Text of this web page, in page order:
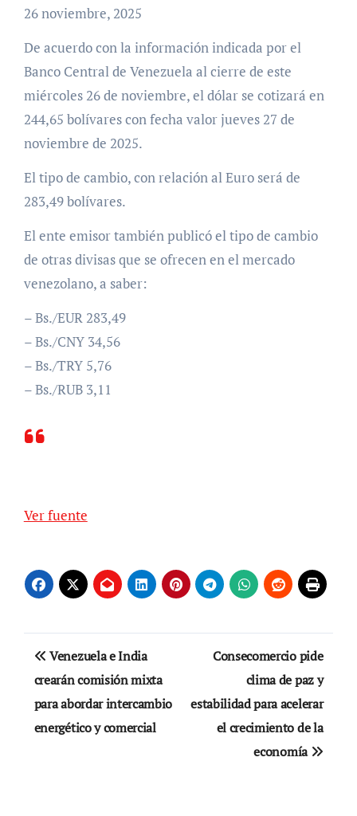
26 noviembre, 2025
De acuerdo con la información indicada por el
Banco Central de Venezuela al cierre de este
miércoles 26 de noviembre, el dólar se cotizará en
244,65 bolívares con fecha valor jueves 27 de
noviembre de 2025.
El tipo de cambio, con relación al Euro será de
283,49 bolívares.
El ente emisor también publicó el tipo de cambio
de otras divisas que se ofrecen en el mercado
venezolano, a saber:
– Bs./EUR 283,49
– Bs./CNY 34,56
– Bs./TRY 5,76
– Bs./RUB 3,11
Ver fuente
Navegación
de
entradas
Venezuela e India
crearán comisión mixta
para abordar intercambio
energético y comercial
Consecomercio pide
clima de paz y
estabilidad para acelerar
el crecimiento de la
economía